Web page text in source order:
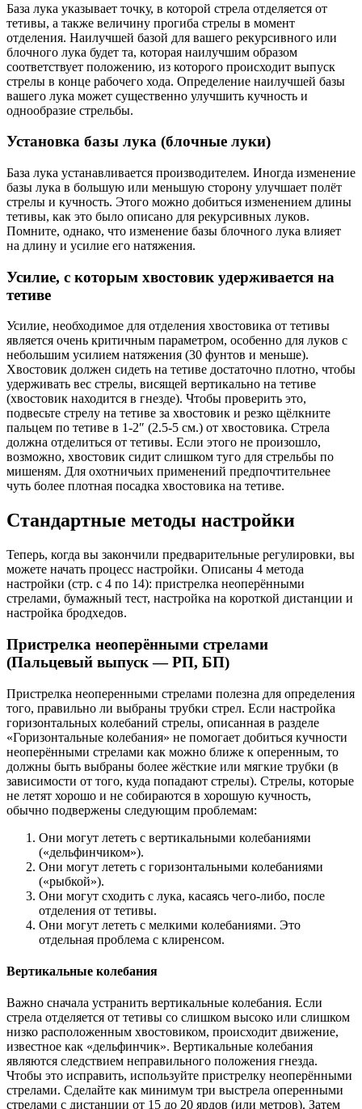
База лука указывает точку, в которой стрела отделяется от
тетивы, а также величину прогиба стрелы в момент
отделения. Наилучшей базой для вашего рекурсивного или
блочного лука будет та, которая наилучшим образом
соответствует положению, из которого происходит выпуск
стрелы в конце рабочего хода. Определение наилучшей базы
вашего лука может существенно улучшить кучность и
однообразие стрельбы.
Установка базы лука (блочные луки)
База лука устанавливается производителем. Иногда изменение
базы лука в большую или меньшую сторону улучшает полёт
стрелы и кучность. Этого можно добиться изменением длины
тетивы, как это было описано для рекурсивных луков.
Помните, однако, что изменение базы блочного лука влияет
на длину и усилие его натяжения.
Усилие, с которым хвостовик удерживается на
тетиве
Усилие, необходимое для отделения хвостовика от тетивы
является очень критичным параметром, особенно для луков с
небольшим усилием натяжения (30 фунтов и меньше).
Хвостовик должен сидеть на тетиве достаточно плотно, чтобы
удерживать вес стрелы, висящей вертикально на тетиве
(хвостовик находится в гнезде). Чтобы проверить это,
подвесьте стрелу на тетиве за хвостовик и резко щёлкните
пальцем по тетиве в 1-2″ (2.5-5 см.) от хвостовика. Стрела
должна отделиться от тетивы. Если этого не произошло,
возможно, хвостовик сидит слишком туго для стрельбы по
мишеням. Для охотничьих применений предпочтительнее
чуть более плотная посадка хвостовика на тетиве.
Стандартные методы настройки
Теперь, когда вы закончили предварительные регулировки, вы
можете начать процесс настройки. Описаны 4 метода
настройки (стр. с 4 по 14): пристрелка неоперёнными
стрелами, бумажный тест, настройка на короткой дистанции и
настройка бродхедов.
Пристрелка неоперёнными стрелами
(Пальцевый выпуск — РП, БП)
Пристрелка неоперенными стрелами полезна для определения
того, правильно ли выбраны трубки стрел. Если настройка
горизонтальных колебаний стрелы, описанная в разделе
«Горизонтальные колебания» не помогает добиться кучности
неоперёнными стрелами как можно ближе к оперенным, то
должны быть выбраны более жёсткие или мягкие трубки (в
зависимости от того, куда попадают стрелы). Стрелы, которые
не летят хорошо и не собираются в хорошую кучность,
обычно подвержены следующим проблемам:
Они могут лететь с вертикальными колебаниями
(«дельфинчиком»).
Они могут лететь с горизонтальными колебаниями
(«рыбкой»).
Они могут сходить с лука, касаясь чего-либо, после
отделения от тетивы.
Они могут лететь с мелкими колебаниями. Это
отдельная проблема с клиренсом.
Вертикальные колебания
Важно сначала устранить вертикальные колебания. Если
стрела отделяется от тетивы со слишком высоко или слишком
низко расположенным хвостовиком, происходит движение,
известное как «дельфинчик». Вертикальные колебания
являются следствием неправильного положения гнезда.
Чтобы это исправить, используйте пристрелку неоперёнными
стрелами. Сделайте как минимум три выстрела оперенными
стрелами с дистанции от 15 до 20 ярдов (или метров). Затем